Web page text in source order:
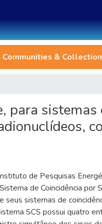
Communities &
para sistemas
de Pesquisas
de Coincidência por
seus sistemas de
SCS possui quatro